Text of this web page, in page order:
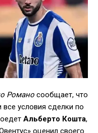
Романо сообщает, что
все условия сделки по
Альберто Кошта,
оценил своего